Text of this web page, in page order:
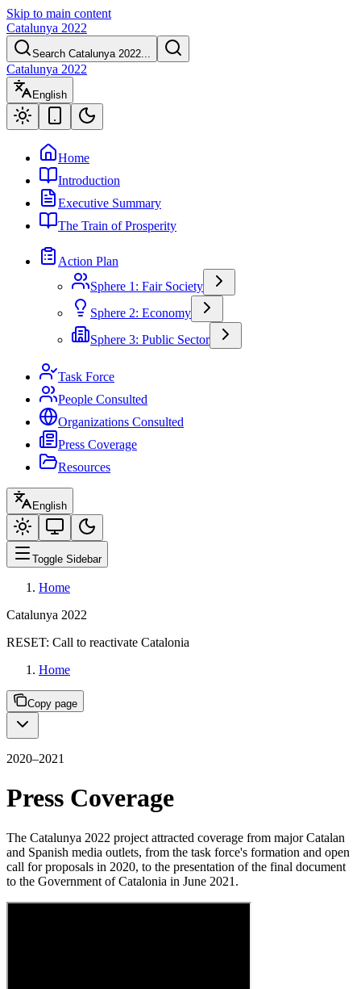
Skip to main content
Catalunya 2022
Search Catalunya 2022...
Catalunya 2022
English
Home
Introduction
Executive Summary
The Train of Prosperity
Action Plan
Sphere 1: Fair Society
Sphere 2: Economy
Sphere 3: Public Sector
Task Force
People Consulted
Organizations Consulted
Press Coverage
Resources
English
Toggle Sidebar
Home
Catalunya 2022
RESET: Call to reactivate Catalonia
Home
Copy page
2020–2021
Press Coverage
The Catalunya 2022 project attracted coverage from major Catalan
and Spanish media outlets, from the task force's formation and open
call for proposals in 2020, to the presentation of the final document
to the Government of Catalonia in June 2021.